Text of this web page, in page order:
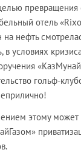
превращения
отель
нефть
условиях
гольф-
этому может